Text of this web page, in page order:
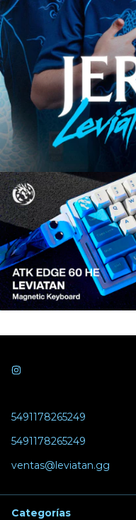
5491178265249
5491178265249
ventas@leviatan.gg
Categorías